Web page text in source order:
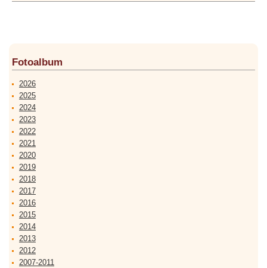
Fotoalbum
2026
2025
2024
2023
2022
2021
2020
2019
2018
2017
2016
2015
2014
2013
2012
2007-2011